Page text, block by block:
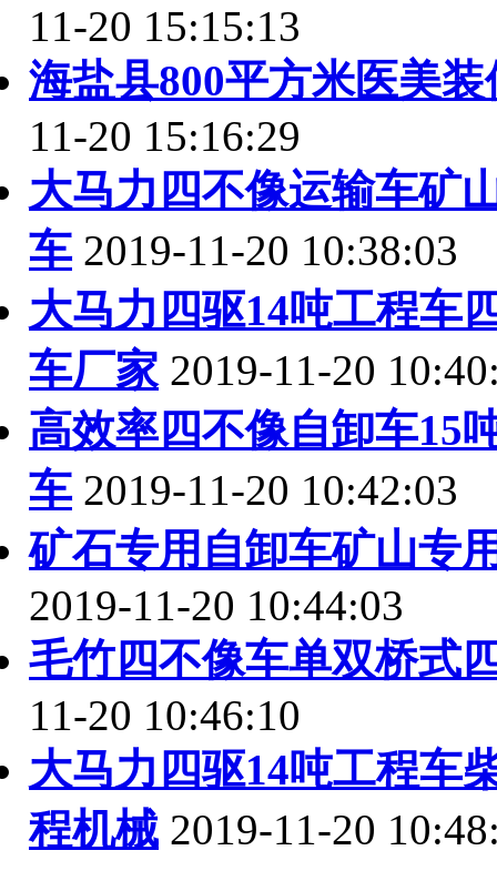
11-20 15:15:13
海盐县800平方米医美
11-20 15:16:29
大马力四不像运输车矿
车 2019-11-20 10:38:03
大马力四驱14吨工程车
车厂家 2019-11-20
高效率四不像自卸车15
车 2019-11-20 10:42:03
矿石专用自卸车矿山专
2019-11-20 10:44:03
毛竹四不像车单双桥式
11-20 10:46:10
大马力四驱14吨工程车
程机械 2019-11-20